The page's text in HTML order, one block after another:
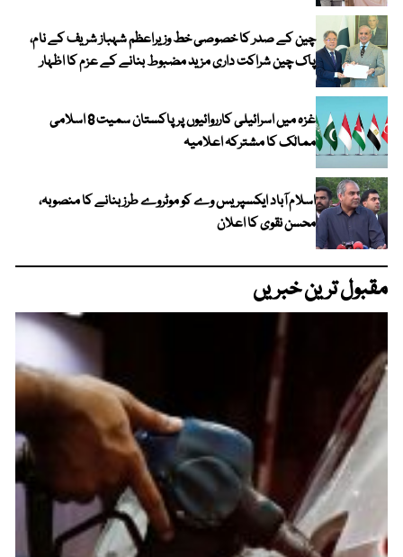
چین کے صدر کا خصوصی خط وزیراعظم شہباز شریف کے نام،
پاک چین شراکت داری مزید مضبوط بنانے کے عزم کا اظہار
غزہ میں اسرائیلی کارروائیوں پر پاکستان سمیت 8 اسلامی
ممالک کا مشترکہ اعلامیہ
اسلام آباد ایکسپریس وے کو موٹروے طرز بنانے کا منصوبہ،
محسن نقوی کا اعلان
مقبول ترین خبریں